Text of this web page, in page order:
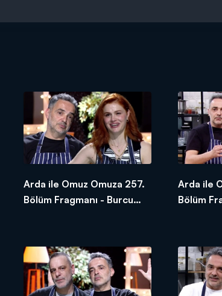
Arda ile Omuz Omuza 257.
Bölüm Fragmanı - Burcu
Arda ile
Bölüm